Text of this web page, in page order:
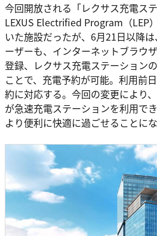
今回開放される「レクサス充電ス
LEXUS Electrified Program（LEP
いた施設だったが、6月21日以降
ーザーも、インターネットブラウ
登録、レクサス充電ステーション
ことで、充電予約が可能。利用前
約に対応する。今回の変更により
が急速充電ステーションを利用で
より便利に快適に過ごせることにな